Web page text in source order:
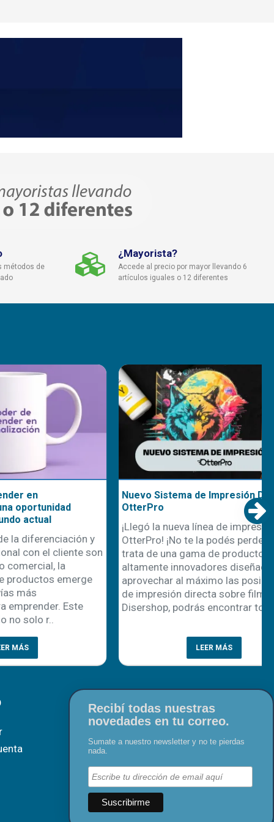
métodos de
¿Mayorista?
Accede al precio por mayor llevando 6
artículos iguales o 12 diferentes
y
cliente son
la
emerge
Este
Nuevo Sistema de Impresión DTF
¡Llegó la nueva línea de impresión DTF
OtterPro! ¡No te la podés perder! Se
trata de una gama de productos
altamente innovadores diseñada para
aprovechar al máximo las posibilidades
de impresión directa sobre film. En
Disershop, podrás encontrar todo..
Recibí todas nuestras
novedades en tu correo.
Sumate a nuestro newsletter y no te pierdas
nada.